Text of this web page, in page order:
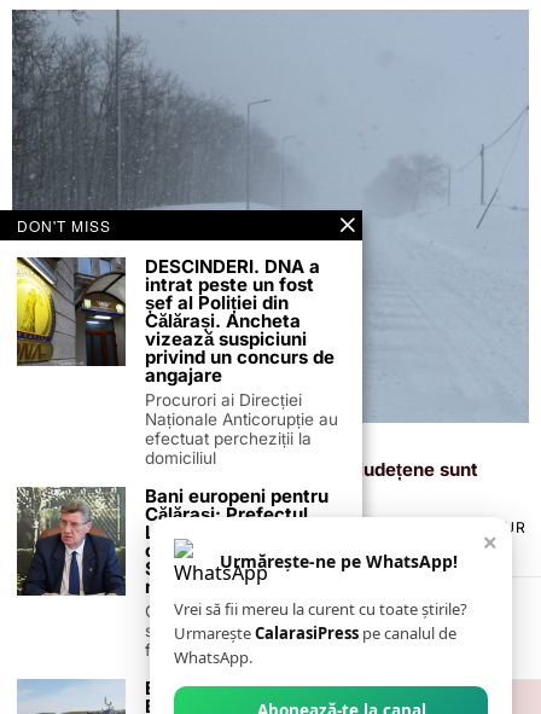
18 februarie 2026
Drumuri și Poduri S.A.: toate drumurile județene sunt
deschise circulației
TERMENI ȘI CONDIȚII
POLITICA DE ANULARE & RETUR
PUBLICITATE ONLINE & TIPĂRITĂ
CONTACT
ZIARUL ANUNȚUL CĂLĂRĂȘEAN
×
Urmărește-ne pe WhatsApp!
Vrei să fii mereu la curent cu toate știrile?
UrmareșteCalarasiPress pe canalul de
WhatsApp.
DON'T MISS
DESCINDERI. DNA a
intrat peste un fost
șef al Poliției din
Călărași. Ancheta
vizează suspiciuni
privind un concurs de
angajare
Procurori ai Direcției
Naționale Anticorupție au
efectuat percheziții la
domiciliul
Bani europeni pentru
Călărași: Prefectul
Laurențiu State anunță
colaborarea cu ADR
Sud-Muntenia pentru
noi finanțări
Călărașul se pregătește
să intre pe harta
finanțărilor europene, cu
Eveniment inedit în
Borcea: O navă